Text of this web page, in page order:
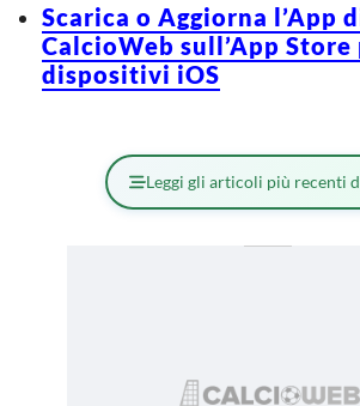
Scarica o Aggiorna l’App
CalcioWeb sull’App Store
dispositivi iOS
Leggi gli articoli più recenti